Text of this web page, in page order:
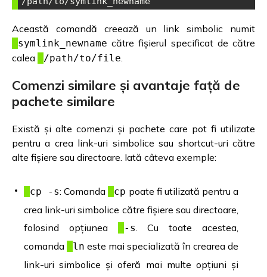
Această comandă creează un link simbolic numit
symlink_newname către fișierul specificat de către
calea
/path/to/file.
Comenzi similare și avantaje față de
pachete similare
Există și alte comenzi și pachete care pot fi utilizate
pentru a crea link-uri simbolice sau shortcut-uri către
alte fișiere sau directoare. Iată câteva exemple:
cp -s: Comanda cp poate fi utilizată pentru a
crea link-uri simbolice către fișiere sau directoare,
folosind opțiunea
-s. Cu toate acestea,
comanda
ln este mai specializată în crearea de
link-uri simbolice și oferă mai multe opțiuni și